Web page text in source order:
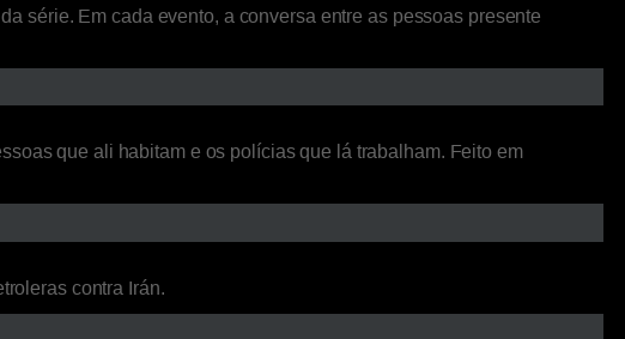
série. Em cada evento, a conversa entre as pessoas presente
que ali habitam e os polícias que lá trabalham. Feito em
contra Irán.